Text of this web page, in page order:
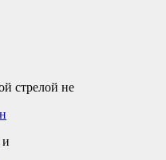
стрелой не
и